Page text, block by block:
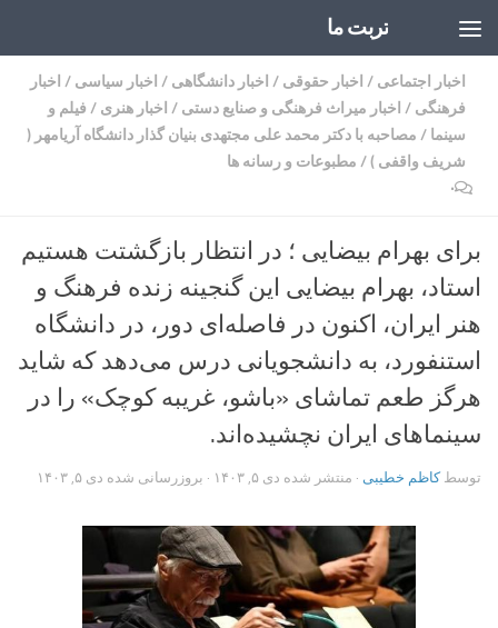
تربت ما
اخبار اجتماعی / اخبار حقوقی / اخبار دانشگاهی / اخبار سیاسی / اخبار
فرهنگی / اخبار میراث فرهنگی و صنایع دستی / اخبار هنری / فیلم و
سینما / مصاحبه با دکتر محمد علی مجتهدی بنیان گذار دانشگاه آریامهر (
شریف واقفی )/ مطبوعات و رسانه ها
۰
برای بهرام بیضایی ؛ در انتظار بازگشتت هستیم
استاد، بهرام بیضایی این گنجینه زنده فرهنگ و
هنر ایران، اکنون در فاصله‌ای دور، در دانشگاه
استنفورد، به دانشجویانی درس می‌دهد که شاید
هرگز طعم تماشای «باشو، غریبه کوچک» را در
سینماهای ایران نچشیده‌اند.
توسطکاظم خطیبی · منتشر شده دی ۵, ۱۴۰۳ · بروزرسانی شده دی ۵, ۱۴۰۳